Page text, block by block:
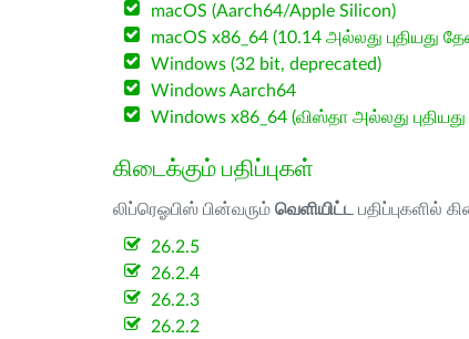
macOS (Aarch64/Apple Silicon)
macOS x86_64 (10.14 அல்லது புதியது
Windows (32 bit, deprecated)
Windows Aarch64
Windows x86_64 (விஸ்தா அல்லது
கிடைக்கும் பதிப்புகள்
லிப்ரெஓபிஸ் பின்வரும் வெளியிட்ட பதிப்புகளில்
26.2.5
26.2.4
26.2.3
26.2.2